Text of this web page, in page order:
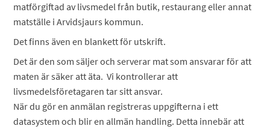
matförgiftad av livsmedel från butik, restaurang eller annat
matställe i Arvidsjaurs kommun.
Det finns även en blankett för utskrift.
Det är den som säljer och serverar mat som ansvarar för att
maten är säker att äta. Vi kontrollerar att
livsmedelsföretagaren tar sitt ansvar.
När du gör en anmälan registreras uppgifterna i ett
datasystem och blir en allmän handling. Detta innebär att